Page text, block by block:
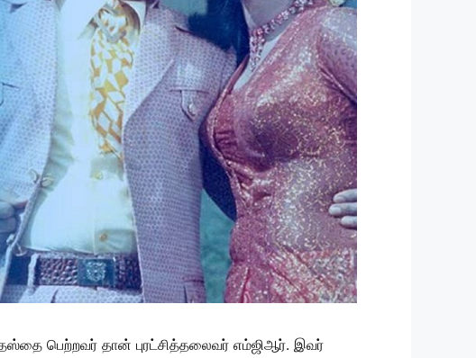
பெற்றவர் தான் புரட்சித்தலைவர் எம்ஜிஆர். இவர்